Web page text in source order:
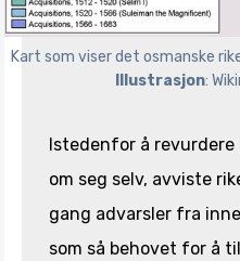
Illustrasjon:
Istedenfor å
om seg selv, avviste
gang advarsler fra
som så behovet for å